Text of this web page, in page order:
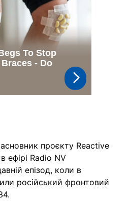
проєкту Reactive
Radio NV
епізод, коли в
російський фронтовий